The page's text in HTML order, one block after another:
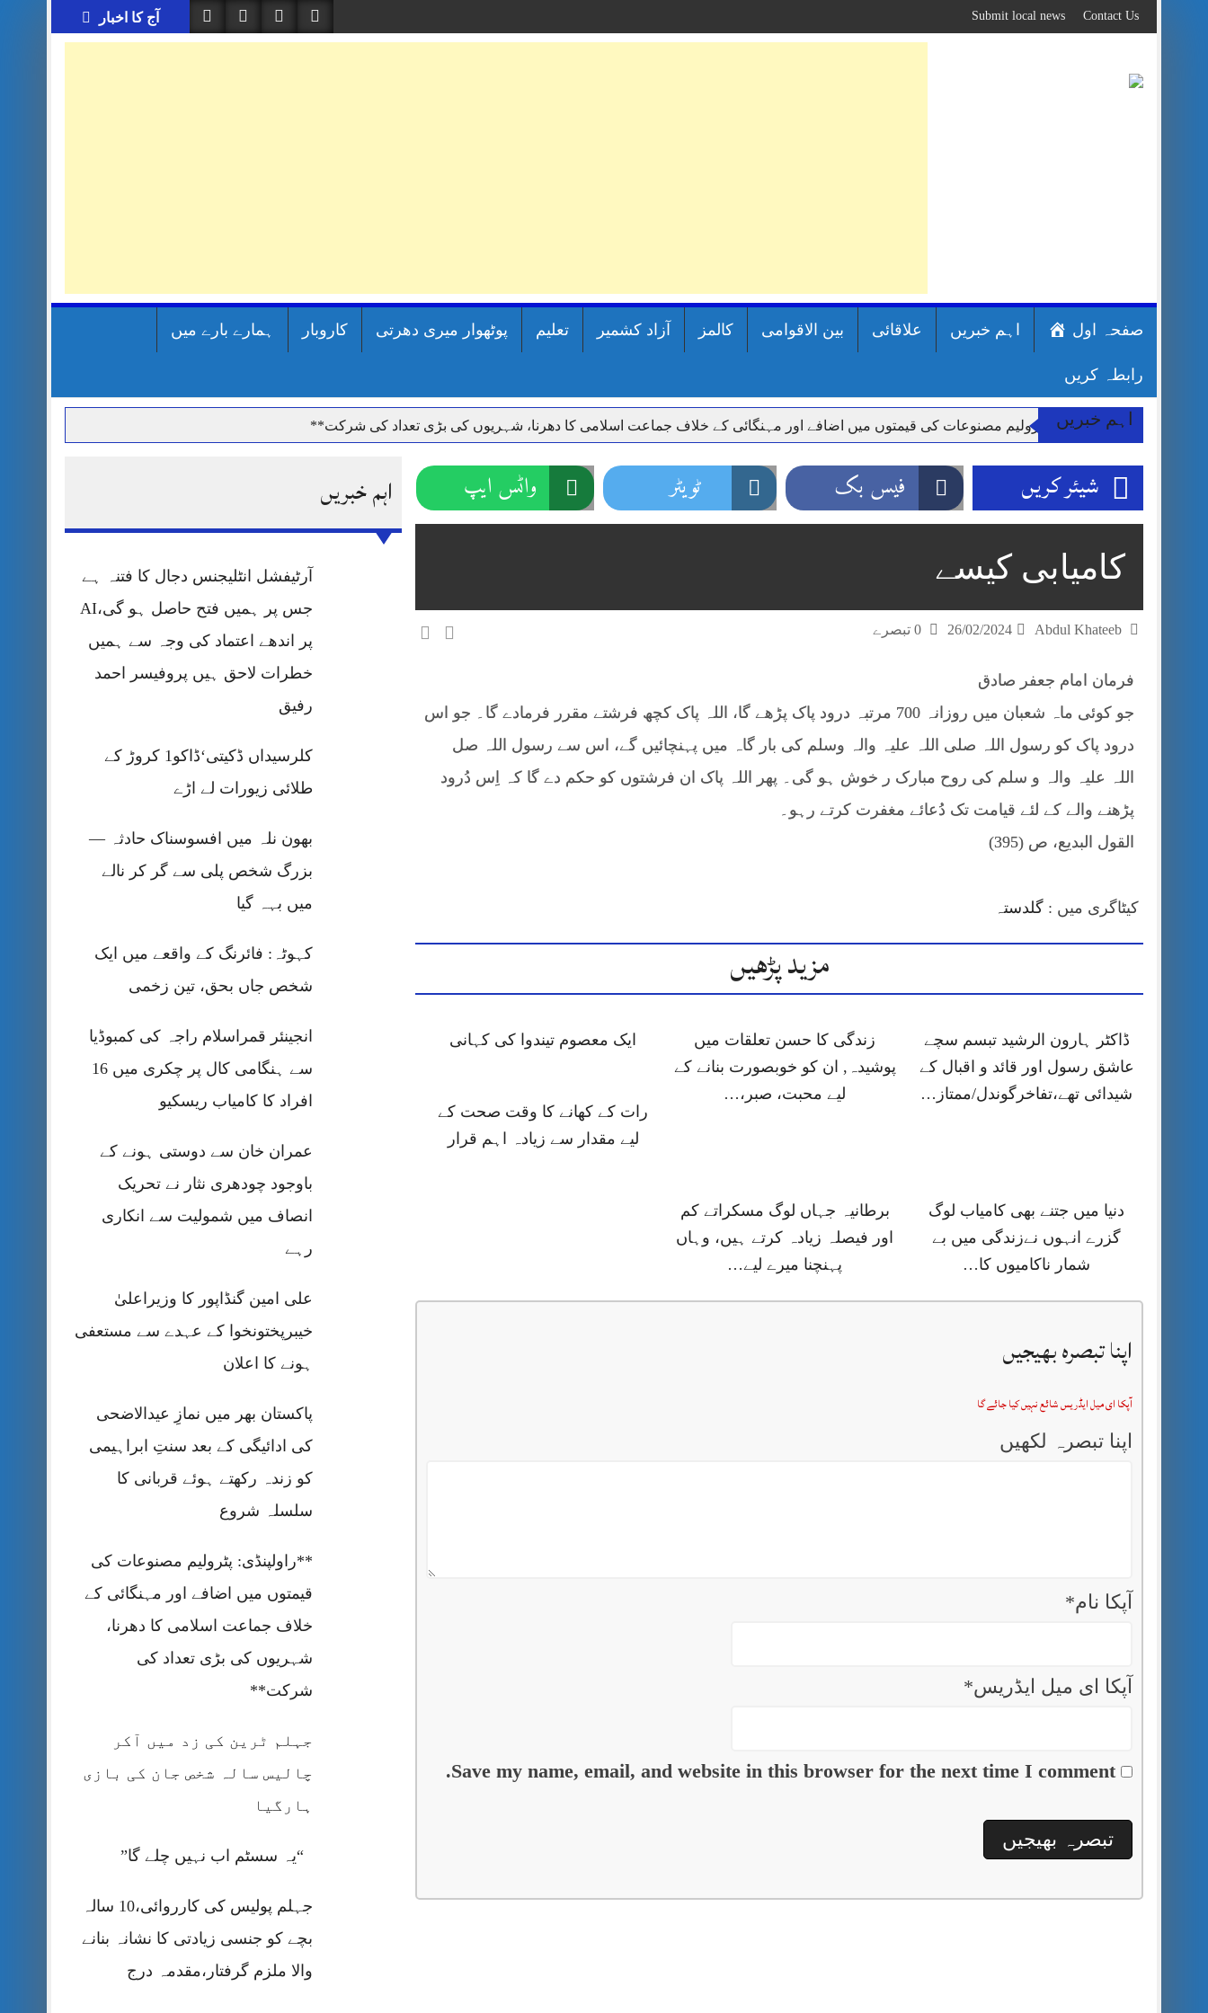
to
content
آج کا اخبار Contact Us
Submit local news
صفحہ اول اہم خبریں علاقائی بین الاقوامی کالمز آزاد کشمیر تعلیم پوٹھوار میری دھرتی کاروبار ہمارے بارے میں
رابطہ کریں
اہم خبریں
**راولپنڈی: پٹرولیم مصنوعات کی قیمتوں میں اضافے اور مہنگائی کے خلاف جماعت اسلامی کا دھرنا، شہریوں کی بڑی تعداد کی شرکت**
آئی ایم ایف مخصوص اوقات میں سستی بجلی کی اجازت نہیں دے رہا، وفاقی وزیر توانائی اویس لغاری
قائداعظم نامی شہری کا شناختی کارڈ بلاک،عدالت کا شہری کو پیش ہونے کا حکم
چارسدہ کا بہادر سپوت وطن کی حرمت پر قربان
اسلام آباد میں غیرملکی وفود کی آمد کے موقع پر ڈیوٹی سے غائب پولیس اہلکاروں کیخلاف سخت ایکشن، 2 اے ایس آئی سمیت 12 اہلکاروں کو نوکری سے فارغ کردیا گیا۔
مون سون بارشیں، لینڈ سلائیڈنگ اور کوٹلی ستیاں کے نظر انداز متاثرین
اسسٹنٹ کمشنر کلرسیداں سیدہ زینب حسین کی پریس کانفرنس
اہم خبریں
آرٹیفشل انٹلیجنس دجال کا فتنہ ہے
جس پر ہمیں فتح حاصل ہو گی،AI
پر اندھے اعتماد کی وجہ سے ہمیں
خطرات لاحق ہیں پروفیسر احمد
رفیق
کلرسیداں ڈکیتی‘ڈاکو1 کروڑ کے
طلائی زیورات لے اڑے
بھون نلہ میں افسوسناک حادثہ —
بزرگ شخص پلی سے گر کر نالے
میں بہہ گیا
کہوٹہ: فائرنگ کے واقعے میں ایک
شخص جاں بحق، تین زخمی
انجینئر قمراسلام راجہ کی کمبوڈیا
سے ہنگامی کال پر چکری میں 16
افراد کا کامیاب ریسکیو
عمران خان سے دوستی ہونے کے
باوجود چودھری نثار نے تحریک
انصاف میں شمولیت سے انکاری
رہے
علی امین گنڈاپور کا وزیراعلیٰ
خیبرپختونخوا کے عہدے سے مستعفی
ہونے کا اعلان
پاکستان بھر میں نمازِ عیدالاضحی
کی ادائیگی کے بعد سنتِ ابراہیمی
کو زندہ رکھتے ہوئے قربانی کا
سلسلہ شروع
**راولپنڈی: پٹرولیم مصنوعات کی
قیمتوں میں اضافے اور مہنگائی کے
خلاف جماعت اسلامی کا دھرنا،
شہریوں کی بڑی تعداد کی
شرکت**
جہلم ٹرین کی زد میں آکر
چالیس سالہ شخص جان کی بازی
ہارگیا
“یہ سسٹم اب نہیں چلے گا”
جہلم پولیس کی کارروائی،10 سالہ
بچے کو جنسی زیادتی کا نشانہ بنانے
والا ملزم گرفتار،مقدمہ درج
شیئر کریں فیس بک ٹویٹر واٹس ایپ
کامیابی کیسے
Abdul Khateeb
26/02/2024
فرمان امام جعفر صادق
جو کوئی ماہ شعبان میں روزانہ 700 مرتبہ درود پاک پڑھے گا، اللہ پاک کچھ فرشتے مقرر فرمادے گا۔ جو اس
درود پاک کو رسول اللہ صلی اللہ علیہ والہ وسلم کی بار گاہ میں پہنچائیں گے، اس سے رسول اللہ صل
اللہ علیہ والہ و سلم کی روح مبارک ر خوش ہو گی۔ پھر اللہ پاک ان فرشتوں کو حکم دے گا کہ اِس دُرود
پڑھنے والے کے لئے قیامت تک دُعائے مغفرت کرتے رہو۔
القول البدیع، ص (395)
کیٹاگری میں : گلدستہ
مزید پڑھیں
ڈاکٹر ہارون الرشید تبسم سچے
عاشق رسول اور قائد و اقبال کے
شیدائی تھے،تفاخرگوندل/ممتاز…
زندگی کا حسن تعلقات میں
پوشیدہ, ان کو خوبصورت بنانے کے
لیے محبت، صبر،…
ایک معصوم تیندوا کی کہانی
رات کے کھانے کا وقت صحت کے
لیے مقدار سے زیادہ اہم قرار
دنیا میں جتنے بھی کامیاب لوگ
گزرے انہوں نےزندگی میں بے
شمار ناکامیوں کا…
برطانیہ جہاں لوگ مسکراتے کم
اور فیصلہ زیادہ کرتے ہیں، وہاں
پہنچنا میرے لیے…
اپنا تبصرہ بھیجیں
آپکا ای میل ایڈریس شائع نہیں کیا جائے گا
اپنا تبصرہ لکھیں
آپکا نام*
آپکا ای میل ایڈریس*
Save my name, email, and website in this browser for the next time I comment.